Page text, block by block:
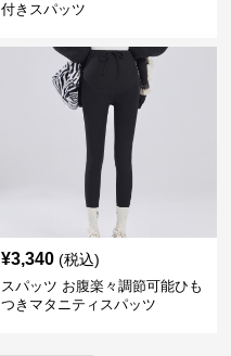
付きスパッツ
¥3,340 (税込)
スパッツ お腹楽々調節可能ひも
つきマタニティスパッツ